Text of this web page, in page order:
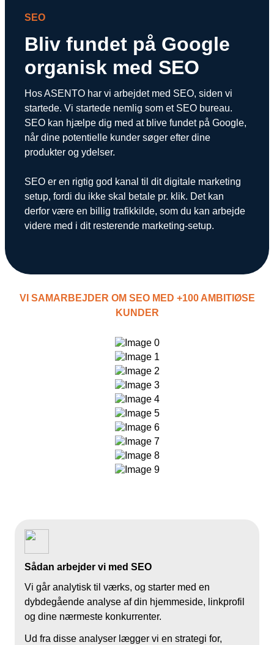
Snapchat annoncering
LinkedIn annoncering
Pinterest annoncering
PAID SEARCH
Google Ads
YouTube annoncering
Google shopping
Bing Ads
Server-Side Tracking
SEO
Bliv fundet på Google
organisk med SEO
Hos ASENTO har vi arbejdet med SEO, siden vi
startede. Vi startede nemlig som et SEO bureau.
SEO kan hjælpe dig med at blive fundet på Google,
når dine potentielle kunder søger efter dine
produkter og ydelser.
SEO er en rigtig god kanal til dit digitale marketing
setup, fordi du ikke skal betale pr. klik. Det kan
derfor være en billig trafikkilde, som du kan arbejde
videre med i dit resterende marketing-setup.
VI SAMARBEJDER OM SEO MED +100 AMBITIØSE
KUNDER
Sådan arbejder vi med SEO
Vi går analytisk til værks, og starter med en
dybdegående analyse af din hjemmeside, linkprofil
og dine nærmeste konkurrenter.
Ud fra disse analyser lægger vi en strategi for,